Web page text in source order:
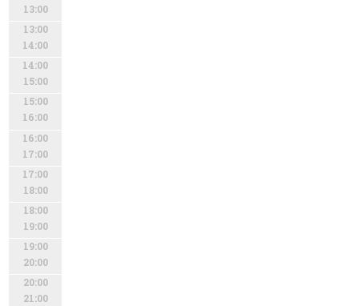
13:00
13:00
14:00
14:00
15:00
15:00
16:00
16:00
17:00
17:00
18:00
18:00
19:00
19:00
20:00
20:00
21:00